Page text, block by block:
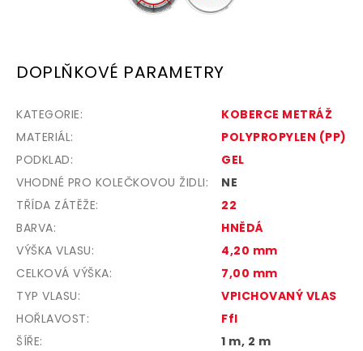
DOPLŇKOVÉ PARAMETRY
KATEGORIE:
KOBERCE METRÁŽ
MATERIÁL:
POLYPROPYLEN (PP)
PODKLAD:
GEL
VHODNÉ PRO KOLEČKOVOU ŽIDLI:
NE
TŘÍDA ZÁTĚŽE:
22
BARVA:
HNĚDÁ
VÝŠKA VLASU:
4,20 mm
CELKOVÁ VÝŠKA:
7,00 mm
TYP VLASU:
VPICHOVANÝ VLAS
HOŘLAVOST:
Ffl
ŠÍŘE:
1 m, 2 m